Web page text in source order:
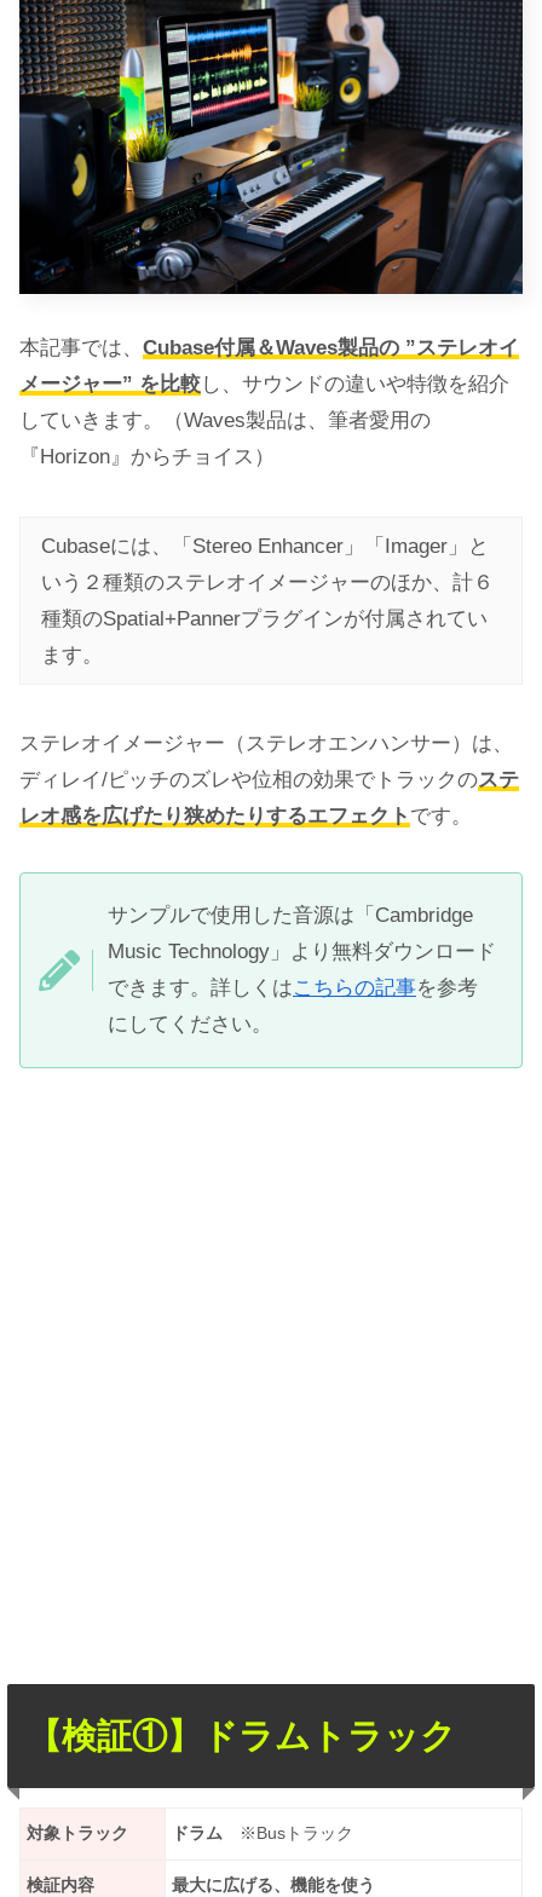
本記事では、 Cubase付属＆Waves製品の ”ステレオイ
メージャー” を比較し、サウンドの違いや特徴を紹介
していきます。（Waves製品は、筆者愛用の
『Horizon』からチョイス）
Cubaseには、「Stereo Enhancer」「Imager」と
いう２種類のステレオイメージャーのほか、計６
種類のSpatial+Pannerプラグインが付属されてい
ます。
ステレオイメージャー（ステレオエンハンサー）は、
ディレイ/ピッチのズレや位相の効果でトラックのステ
レオ感を広げたり狭めたりするエフェクト です。
サンプルで使用した音源は「Cambridge
Music Technology」より無料ダウンロード
できます。詳しくはこちらの記事を参考
にしてください。
【検証①】ドラムトラック
対象トラック ドラム ※Busトラック
検証内容 最大に広げる、機能を使う